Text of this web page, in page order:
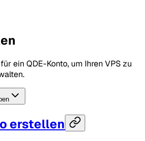
ein QDE-Konto, um Ihren VPS zu
erstellen